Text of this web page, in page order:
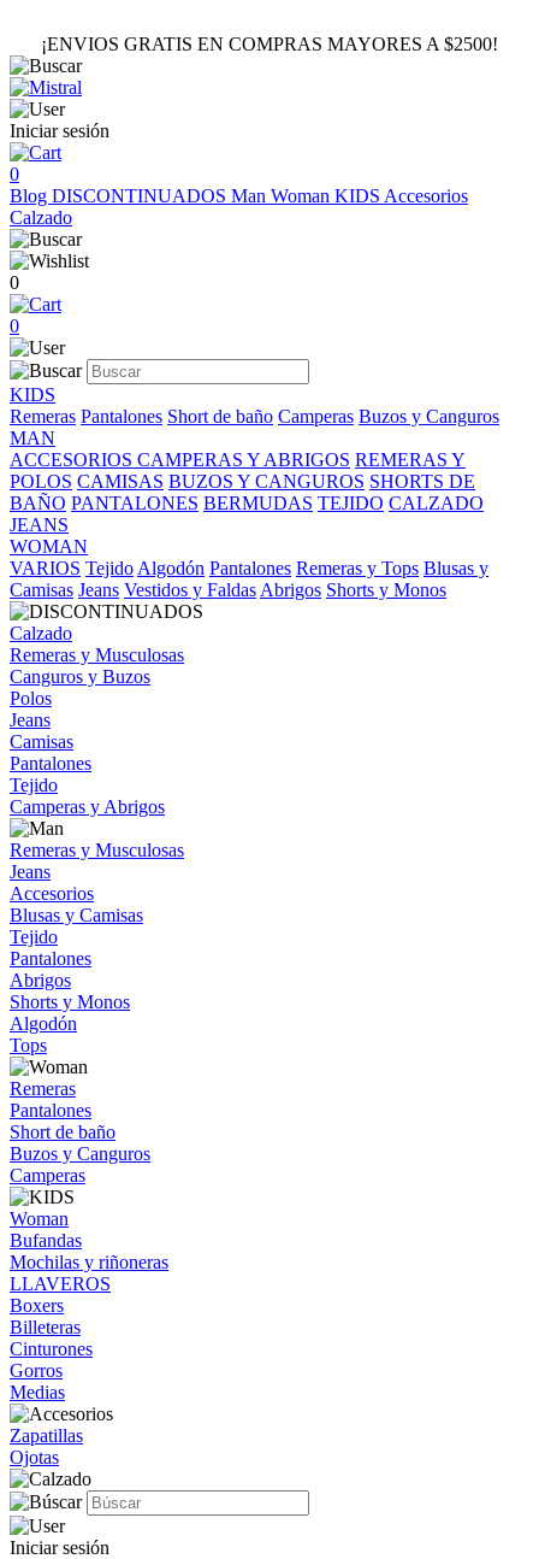
¡ENVIOS GRATIS EN COMPRAS MAYORES A $2500!
Iniciar sesión
0
Blog DISCONTINUADOS Man Woman KIDS Accesorios
Calzado
0
0
KIDS
Remeras Pantalones Short de baño Camperas Buzos y Canguros
MAN
ACCESORIOS CAMPERAS Y ABRIGOS REMERAS Y
POLOS CAMISAS BUZOS Y CANGUROS SHORTS DE
BAÑO PANTALONES BERMUDAS TEJIDO CALZADO
JEANS
WOMAN
VARIOS Tejido Algodón Pantalones Remeras y Tops Blusas y
Camisas Jeans Vestidos y Faldas Abrigos Shorts y Monos
Calzado
Remeras y Musculosas
Canguros y Buzos
Polos
Jeans
Camisas
Pantalones
Tejido
Camperas y Abrigos
Remeras y Musculosas
Jeans
Accesorios
Blusas y Camisas
Tejido
Pantalones
Abrigos
Shorts y Monos
Algodón
Tops
Remeras
Pantalones
Short de baño
Buzos y Canguros
Camperas
Woman
Bufandas
Mochilas y riñoneras
LLAVEROS
Boxers
Billeteras
Cinturones
Gorros
Medias
Zapatillas
Ojotas
Iniciar sesión